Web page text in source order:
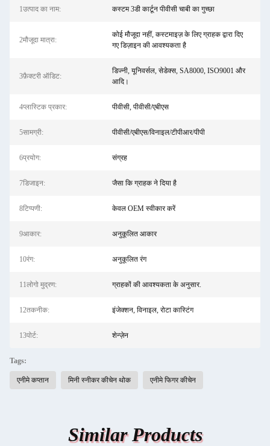
1उत्पाद का नाम: कस्टम 3डी कार्टून पीवीसी चाबी का गुच्छा
2मौजूदा मात्रा:
कोई मौजूदा नहीं, कस्टमाइज़ के लिए ग्राहक द्वारा दिए
गए डिज़ाइन की आवश्यकता है
3फ़ैक्टरी ऑडिट:
डिज्नी, यूनिवर्सल, सेडेक्स, SA8000, ISO9001 और
आदि।
4प्लास्टिक प्रकार: पीवीसी, पीवीसी/एबीएस
5सामग्री: पीवीसी/एबीएस/विनाइल/टीपीआर/पीपी
6प्रयोग: संग्रह
7डिजाइन: जैसा कि ग्राहक ने दिया है
8टिप्पणी: केवल OEM स्वीकार करें
9आकार: अनुकूलित आकार
10रंग: अनुकूलित रंग
11लोगो मुद्रण: ग्राहकों की आवश्यकता के अनुसार.
12तकनीक: इंजेक्शन, विनाइल, रोटा कास्टिंग
13पोर्ट: शेन्ज़ेन
Tags:
एनीमे कप्तान मिनी स्नीकर कीचेन थोक एनीमे फिगर कीचेन
Similar Products